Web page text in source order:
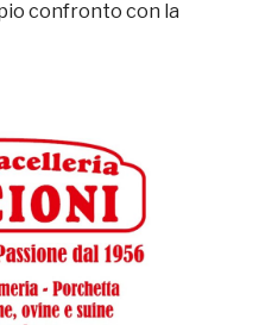
confronto con la